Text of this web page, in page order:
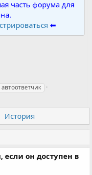
часть форума для
⬅
автоответчик
История
он доступен в